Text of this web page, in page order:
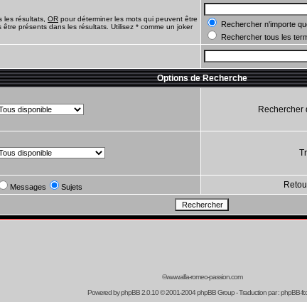
les résultats, OR pour déterminer les mots qui peuvent être
présents dans les résultats. Utilisez * comme un joker
Rechercher n'importe
Rechercher tous les
Options de Recherche
Rechercher
Messages Sujets
©www.alfa-romeo-passion.com
Powered byphpBB2.0.10 © 2001-2004 phpBB Group - Traduction par :phpBB-